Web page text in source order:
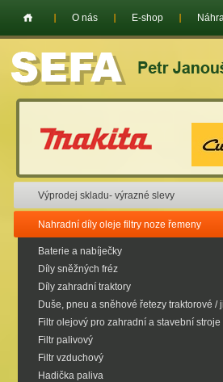
O nás E-shop
Výprodej skladu- výrazné slevy
Nahradní díly oleje filtry noze řemeny
Baterie a nabíječky
Díly sněžných fréz
Díly zahradní traktory
Duše, pneu a sněhové řetezy traktorové /
Filtr olejový pro zahradní a stavební stroje
Filtr palivový
Filtr vzduchový
Hadička paliva